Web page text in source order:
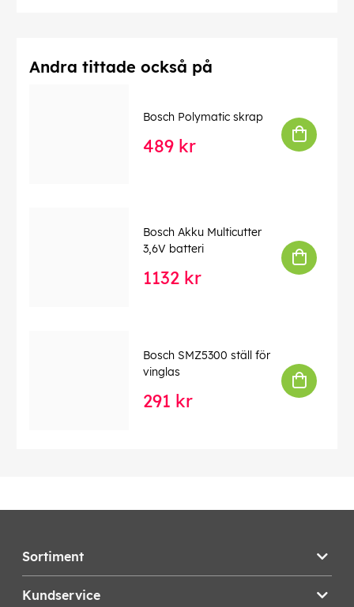
Andra tittade också på
Bosch Polymatic skrap
489 kr
Bosch Akku Multicutter
3,6V batteri
1132 kr
Bosch SMZ5300 ställ för
vinglas
291 kr
Sortiment
Kundservice